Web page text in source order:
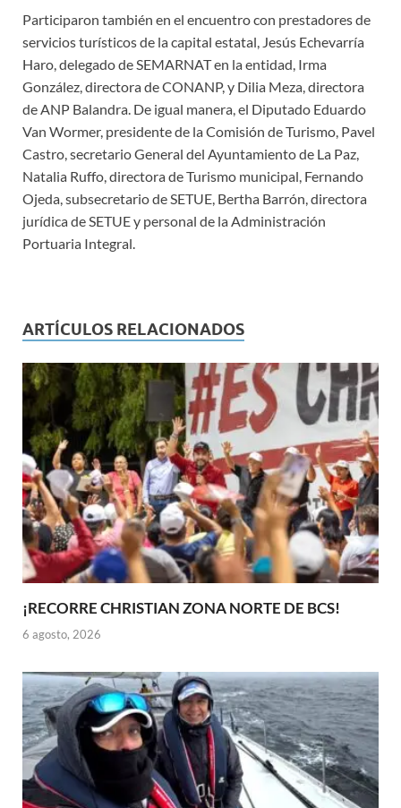
Participaron también en el encuentro con prestadores de
servicios turísticos de la capital estatal, Jesús Echevarría
Haro, delegado de SEMARNAT en la entidad, Irma
González, directora de CONANP, y Dilia Meza, directora
de ANP Balandra. De igual manera, el Diputado Eduardo
Van Wormer, presidente de la Comisión de Turismo, Pavel
Castro, secretario General del Ayuntamiento de La Paz,
Natalia Ruffo, directora de Turismo municipal, Fernando
Ojeda, subsecretario de SETUE, Bertha Barrón, directora
jurídica de SETUE y personal de la Administración
Portuaria Integral.
ARTÍCULOS RELACIONADOS
¡RECORRE CHRISTIAN ZONA NORTE DE BCS!
6 agosto, 2026